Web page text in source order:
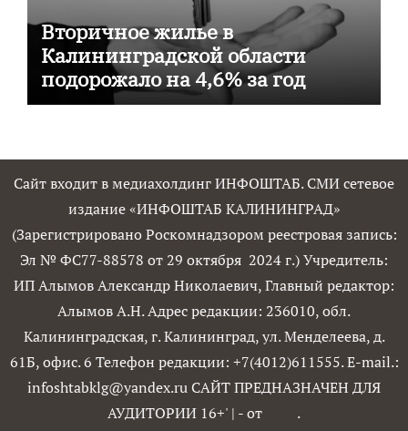
Вторичное жилье в
Калининградской области
подорожало на 4,6% за год
Сайт входит в медиахолдинг ИНФОШТАБ. СМИ сетевое
издание «ИНФОШТАБ КАЛИНИНГРАД»
(Зарегистрировано Роскомнадзором реестровая запись:
Эл № ФС77-88578 от 29 октября 2024 г.) Учредитель:
ИП Алымов Александр Николаевич, Главный редактор:
Алымов А.Н. Адрес редакции: 236010, обл.
Калининградская, г. Калининград, ул. Менделеева, д.
61Б, офис. 6 Телефон редакции: +7(4012)611555. E-mail.:
infoshtabklg@yandex.ru САЙТ ПРЕДНАЗНАЧЕН ДЛЯ
АУДИТОРИИ 16+' | - от .